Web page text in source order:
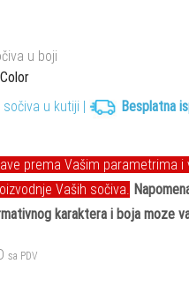
u boji
sočiva u kutiji | Besplatna
prema Vašim parametrima
Vaših sočiva.
karaktera i boja moze
sa PDV